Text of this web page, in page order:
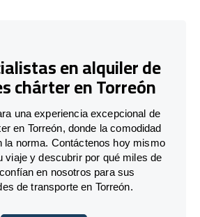
en alquiler de
chárter en Torreón
una experiencia excepcional de
en Torreón, donde la comodidad
la norma. Contáctenos hoy mismo
viaje y descubrir por qué miles de
en nosotros para sus
de transporte en Torreón.